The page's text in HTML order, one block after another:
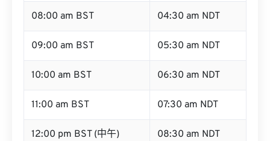
08:00 am BST 04:30 am NDT
09:00 am BST 05:30 am NDT
10:00 am BST 06:30 am NDT
11:00 am BST 07:30 am NDT
12:00 pm BST (中午) 08:30 am NDT